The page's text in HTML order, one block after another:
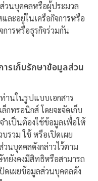
วนบุคคลหรือผู้ประมวล
ละอยู่ในเครือกิจการหรือ
การหรือธุรกิจร่วมกัน
ารเก็บรักษาข้อมูลส่วน
านในรูปแบบเอกสาร
กทรอนิกส์ โดยจะจัดเก็บ
ำเป็นต้องใช้ข้อมูลเพื่อให้
รวม ใช้ หรือเปิดเผย
นบุคคลดังกล่าวไว้ตาม
ทยังคงมีสิทธิหรือสามารถ
ดเผยข้อมูลส่วนบุคคลดัง